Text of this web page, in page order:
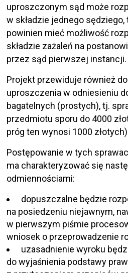
uproszczonym sąd może
w składzie jednego
powinien mieć możliwość
składzie zażaleń na
przez sąd pierwszej instancji.
Projekt przewiduje również
uproszczenia w odniesieniu
bagatelnych (prostych), tj.
przedmiotu sporu do 4000
próg ten wynosi 1000
Postępowanie w tych
ma charakteryzować się
odmiennościami:
dopuszczalne będzie
na posiedzeniu niejawnym,
w pierwszym piśmie
wniosek o przeprowadzenie
uzasadnienie wyroku
do wyjaśnienia podstawy